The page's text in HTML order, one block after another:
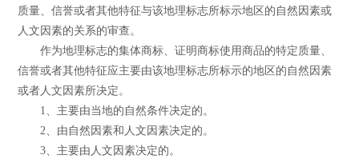
质量、信誉或者其他特征与该地理标志所标示地区的自然因素或
人文因素的关系的审查。
作为地理标志的集体商标、证明商标使用商品的特定质量、
信誉或者其他特征应主要由该地理标志所标示的地区的自然因素
或者人文因素所决定。
1、主要由当地的自然条件决定的。
2、由自然因素和人文因素决定的。
3、主要由人文因素决定的。